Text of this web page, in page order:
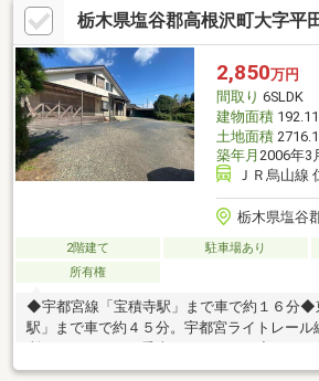
ラッグストア・ホームセンターあり。本田技
分ほどの立地で、通勤に◎高根沢町立中央小
（約3500ｍ）高根沢町立北高根沢中学校：
15分ほど（約3000ｍ）
栃木県塩谷郡高根沢町大字平
2,850万円
間取り 6SLDK
建物面積
土地面積
築年月 2006年3
ＪＲ烏山線
栃木県塩谷
2階建て 駐車場あり
所有権
◆宇都宮線「宝積寺駅」まで車で約１６分◆
駅」まで車で約４５分。宇都宮ライトレール
まで車で約８分◆高根沢町役場まで車で約